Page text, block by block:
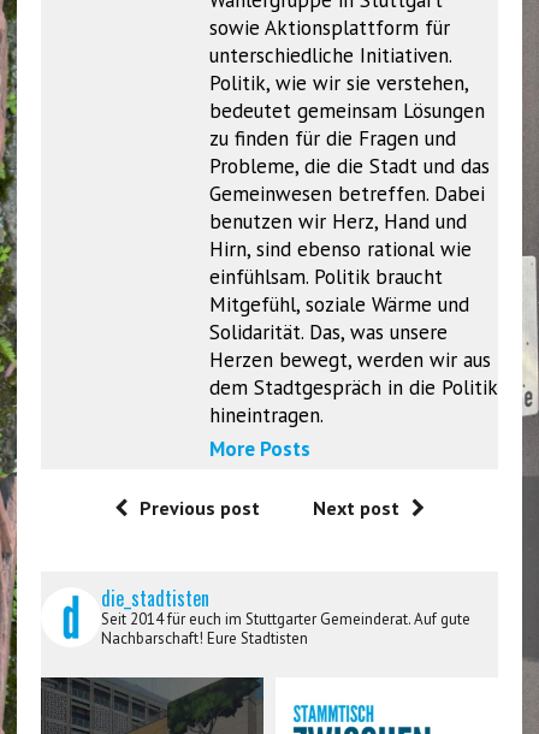
sowie Aktionsplattform für
unterschiedliche Initiativen.
Politik, wie wir sie verstehen,
bedeutet gemeinsam Lösungen
zu finden für die Fragen und
Probleme, die die Stadt und das
Gemeinwesen betreffen. Dabei
benutzen wir Herz, Hand und
Hirn, sind ebenso rational wie
einfühlsam. Politik braucht
Mitgefühl, soziale Wärme und
Solidarität. Das, was unsere
Herzen bewegt, werden wir aus
dem Stadtgespräch in die Politik
hineintragen.
More Posts
Previous post Next post
die_stadtisten
Seit 2014 für euch im Stuttgarter Gemeinderat. Auf gute
Nachbarschaft! Eure Stadtisten